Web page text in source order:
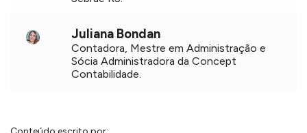
Juliana Bondan
Contadora, Mestre em Administração e
Sócia Administradora da Concept
Contabilidade.